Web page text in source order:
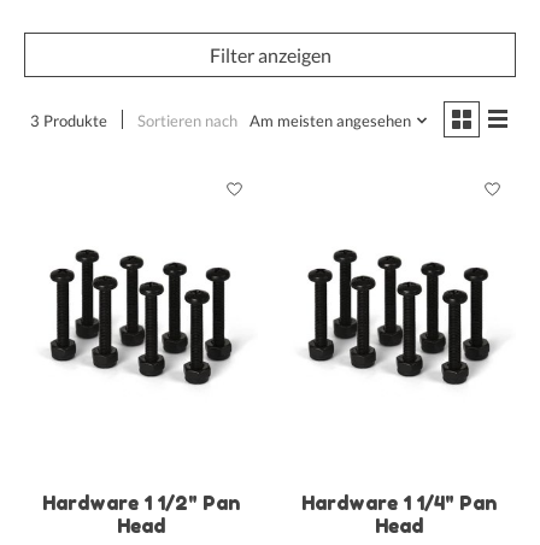
Filter anzeigen
3 Produkte Sortieren nach Am meisten angesehen
Hardware 1 1/2" Pan
Head
Hardware 1 1/4" Pan
Head